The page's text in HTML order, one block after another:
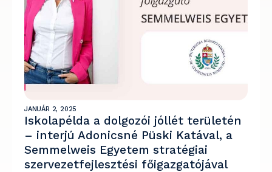
JANUÁR 2, 2025
Iskolapélda a dolgozói jóllét területén
– interjú Adonicsné Püski Katával, a
Semmelweis Egyetem stratégiai
szervezetfejlesztési főigazgatójával